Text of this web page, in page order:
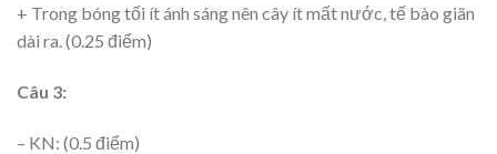
+ Trong bóng tối ít ánh sáng nên cây ít mất nước, tế bào giãn
dài ra. (0.25 điểm)
Câu 3:
– KN: (0.5 điểm)